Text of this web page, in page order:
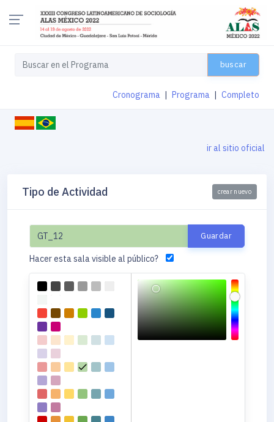
buscar
Cronograma Programa Completo
ir al sitio oficial
Tipo de Actividad crear nuevo
Hacer esta sala visible al público?